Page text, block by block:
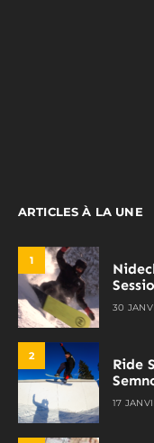
ARTICLES À LA UNE
1
30
2
Ride
17